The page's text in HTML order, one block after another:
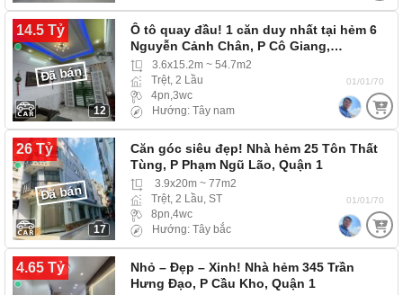
14.5 Tỷ
12
Đã bán
Ô tô quay đầu! 1 căn duy nhất tại hẻm 6
Nguyễn Cảnh Chân, P Cô Giang,…
3.6x15.2m ~ 54.7m2
Trệt, 2 Lầu
4pn,3wc
Hướng: Tây nam
01/01/70
26 Tỷ
17
Đã bán
Căn góc siêu đẹp! Nhà hẻm 25 Tôn Thất
Tùng, P Phạm Ngũ Lão, Quận 1
3.9x20m ~ 77m2
Trệt, 2 Lầu, ST
8pn,4wc
Hướng: Tây bắc
01/01/70
4.65 Tỷ
Nhỏ – Đẹp – Xinh! Nhà hẻm 345 Trần
Hưng Đạo, P Cầu Kho, Quận 1